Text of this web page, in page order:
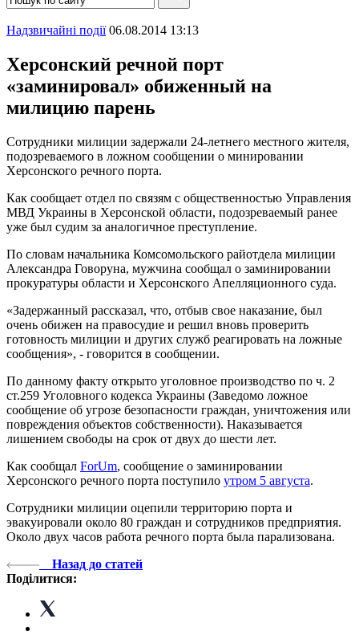
Надзвичайні події 06.08.2014 13:13
Херсонский речной порт
«заминировал» обиженный на
милицию парень
Сотрудники милиции задержали 24-летнего местного жителя,
подозреваемого в ложном сообщении о минировании
Херсонского речного порта.
Как сообщает отдел по связям с общественностью Управления
МВД Украины в Херсонской области, подозреваемый ранее
уже был судим за аналогичное преступление.
По словам начальника Комсомольского райотдела милиции
Александра Говоруна, мужчина сообщал о заминировании
прокуратуры области и Херсонского Апелляционного суда.
«Задержанный рассказал, что, отбыв свое наказание, был
очень обижен на правосудие и решил вновь проверить
готовность милиции и других служб реагировать на ложные
сообщения», - говорится в сообщении.
По данному факту открыто уголовное производство по ч. 2
ст.259 Уголовного кодекса Украины (Заведомо ложное
сообщение об угрозе безопасности граждан, уничтожения или
повреждения объектов собственности). Наказывается
лишением свободы на срок от двух до шести лет.
Как сообщал ForUm, сообщение о заминировании
Херсонского речного порта поступило утром 5 августа.
Сотрудники милиции оцепили территорию порта и
эвакуировали около 80 граждан и сотрудников предприятия.
Около двух часов работа речного порта была парализована.
Назад до статей
Поділитися: